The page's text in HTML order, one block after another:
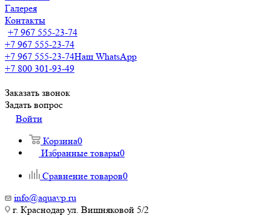
Галерея
Контакты
+7 967 555-23-74
+7 967 555-23-74
+7 967 555-23-74Наш WhatsApp
+7 800 301-93-49
Заказать звонок
Задать вопрос
Войти
Корзина0
Избранные товары0
Сравнение товаров0
info@aquavp.ru
г. Краснодар ул. Вишняковой 5/2